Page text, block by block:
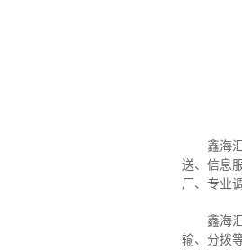
鑫海汇
送、信息
厂、专业
鑫海汇
输、分拨